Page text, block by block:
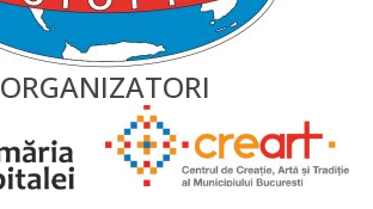
ORGANIZATORI